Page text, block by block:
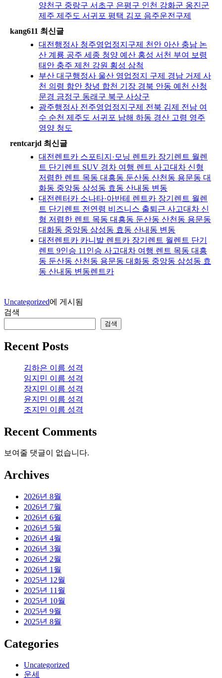
양천구 중랑구 서초구 은평구 인천 강화군 옹진군
제주 제주도 서귀포 평택 김포 음주운전구제
kang611 최신글
대전행정사 청주영업정지구제 천안 아산 충남 논
산 계룡 공주 세종 청양 예산 홍성 서천 부여 보령
태안 충주 제천 강원 횡성 삼척
부산 대구행정사 울산 영업정지 구제 경남 거제 사
천 의령 함안 창녕 합천 기장 경북 안동 예천 산청
문경 금정구 동래구 북구 사상구
광주행정사 전주영업정지구제 전북 김제 전남 여
수 순천 제주도 서귀포 남해 하동 경산 고령 영주
영양 청도
rentcarjd 최신글
대전렌트카 스포티지·모닝 렌트카 장기렌트 월렌
트 단기렌트 SUV 경차 여행 렌트 사고대차 신형
저렴한 렌트 목동 대흥동 둔산동 산천동 용문동 대
화동 중앙동 삼성동 효동 산내동 변동
대전렌터카 소나타·아반테 렌트카 장기렌트 월렌
트 단기렌트 전연령 비즈니스 출퇴근 사고대차 신
형 저렴한 렌트 목동 대흥동 둔산동 산천동 용문동
대화동 중앙동 삼성동 효동 산내동 변동
대전렌트카 카니발 렌트카 장기렌트 월렌트 단기
렌트 9인승 11인승 사고대차 여행 렌트 목동 대흥
동 둔산동 산천동 용문동 대화동 중앙동 삼성동 효
동 산내동 변동렌트카
Uncategorized에 게시됨
검색
검색
Recent Posts
김하은 이름 성격
임지민 이름 성격
장지민 이름 성격
윤지민 이름 성격
조지민 이름 성격
Recent Comments
보여줄 댓글이 없습니다.
Archives
2026년 8월
2026년 7월
2026년 6월
2026년 5월
2026년 4월
2026년 3월
2026년 2월
2026년 1월
2025년 12월
2025년 11월
2025년 10월
2025년 9월
2025년 8월
Categories
Uncategorized
운세